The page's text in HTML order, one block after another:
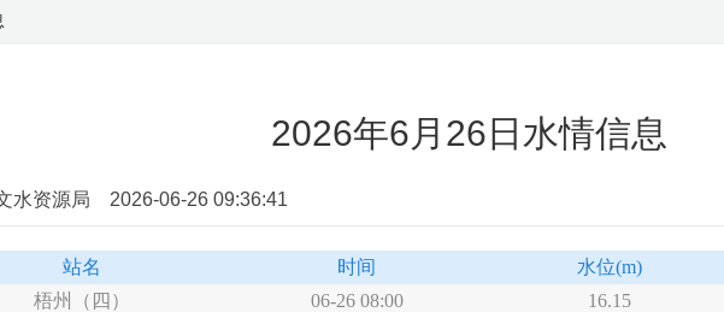
2026年6月26日水情信息
水资源局 2026-06-26 09:36:41
站名 时间 水位(m)
梧州（四）
06-26 08:00 16.15